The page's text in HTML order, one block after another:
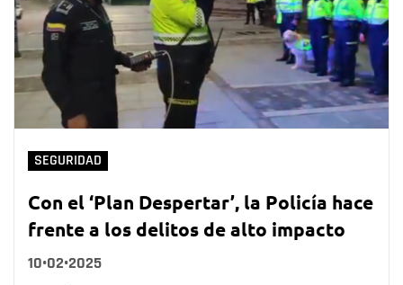
SEGURIDAD
Con el ‘Plan Despertar’, la Policía hace
frente a los delitos de alto impacto
10•02•2025